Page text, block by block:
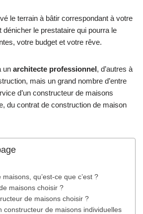
le terrain à bâtir correspondant à votre
dénicher le prestataire qui pourra le
votre budget et votre rêve.
un architecte professionnel, d’autres à
mais un grand nombre d’entre
d’un constructeur de maisons
du contrat de construction de maison
qu’est-ce que c’est ?
maisons choisir ?
de maisons choisir ?
constructeur de maisons individuelles